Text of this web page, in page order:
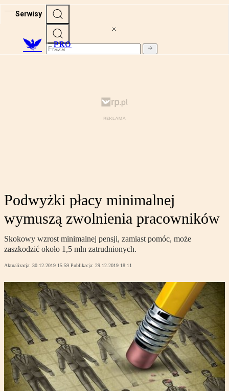
Serwisy
PRO
Podwyżki płacy minimalnej
wymuszą zwolnienia pracowników
Skokowy wzrost minimalnej pensji, zamiast pomóc, może
zaszkodzić około 1,5 mln zatrudnionych.
Aktualizacja: 30.12.2019 15:59 Publikacja: 29.12.2019 18:11